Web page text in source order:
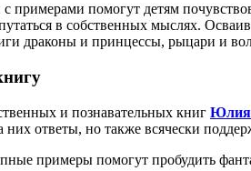
помогут детям
в собственных мыслях.
драконы и принцессы, рыцари и
и познавательных книг Юлия
них ответы, но также всячески
примеры помогут пробудить